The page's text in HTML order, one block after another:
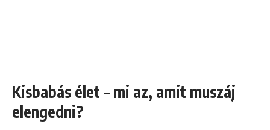
Kisbabás élet – mi az, amit muszáj
elengedni?